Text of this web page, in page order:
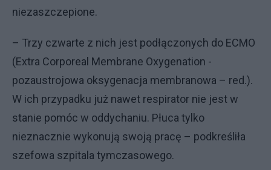
niezaszczepione.
– Trzy czwarte z nich jest podłączonych do ECMO
(Extra Corporeal Membrane Oxygenation -
pozaustrojowa oksygenacja membranowa – red.).
W ich przypadku już nawet respirator nie jest w
stanie pomóc w oddychaniu. Płuca tylko
nieznacznie wykonują swoją pracę – podkreśliła
szefowa szpitala tymczasowego.